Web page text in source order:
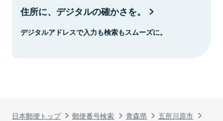
日本郵便トップ 郵便番号検索 青森県
五所川原市
住所に、デジタルの確かさを。
デジタルアドレスで入力も検索もスムーズに。